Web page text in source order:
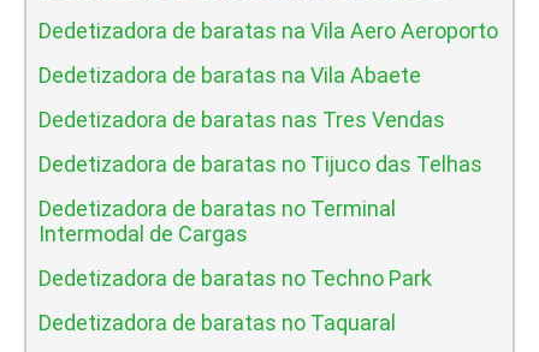
Dedetizadora de baratas na Vila Aero Aeroporto
Dedetizadora de baratas na Vila Abaete
Dedetizadora de baratas nas Tres Vendas
Dedetizadora de baratas no Tijuco das Telhas
Dedetizadora de baratas no Terminal
Intermodal de Cargas
Dedetizadora de baratas no Techno Park
Dedetizadora de baratas no Taquaral